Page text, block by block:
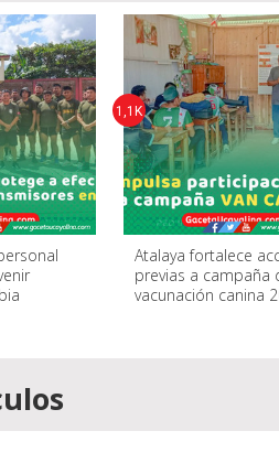
Atalaya fortalece
previas a campaña
vacunación canina
1,1K